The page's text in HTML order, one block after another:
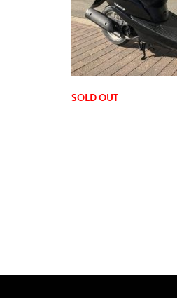
SOLD OUT